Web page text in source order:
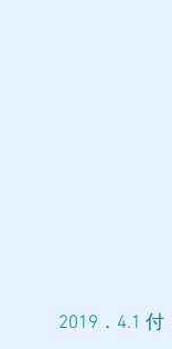
2019．4.1 付